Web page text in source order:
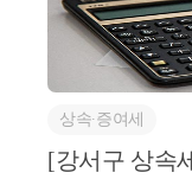
상속∙증여세
[강서구 상속